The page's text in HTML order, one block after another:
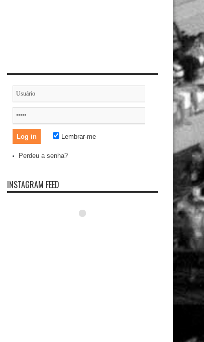
Lembrar-me
Perdeu a senha?
INSTAGRAM FEED